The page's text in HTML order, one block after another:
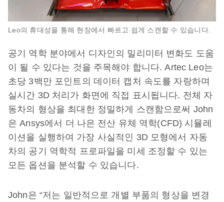
Leo의 휴대성을 통해 현장에서 빠르고 쉽게 스캔할 수 있습니다.
공기 역학 분야에서 디자인의 밀리미터 변화도 도움
이 될 수 있다는 것을 주목해야 합니다. Artec Leo는
초당 3백만 포인트의 데이터 캡처 속도를 자랑하며
실시간 3D 처리가 화면에 직접 표시됩니다. 전체 자
동차의 형상을 최대한 정밀하게 스캔함으로써 John
은 Ansys에서 더 나은 전산 유체 역학(CFD) 시뮬레
이션을 실행하여 가장 사실적인 3D 모형에서 자동
차의 공기 역학적 프로파일을 미세 조정할 수 있는
모든 옵션을 분석할 수 있습니다.
John은 “저는 일반적으로 개별 부품의 형상을 변경